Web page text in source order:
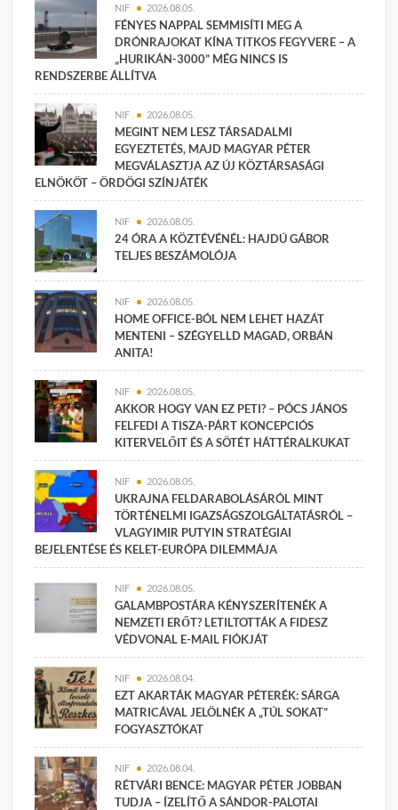
NIF 2026.08.05.
FÉNYES NAPPAL SEMMISÍTI MEG A
DRÓNRAJOKAT KÍNA TITKOS FEGYVERE – A
„HURIKÁN-3000” MÉG NINCS IS
RENDSZERBE ÁLLÍTVA
NIF 2026.08.05.
MEGINT NEM LESZ TÁRSADALMI
EGYEZTETÉS, MAJD MAGYAR PÉTER
MEGVÁLASZTJA AZ ÚJ KÖZTÁRSASÁGI
ELNÖKÖT – ÖRDÖGI SZÍNJÁTÉK
NIF 2026.08.05.
24 ÓRA A KÖZTÉVÉNÉL: HAJDÚ GÁBOR
TELJES BESZÁMOLÓJA
NIF 2026.08.05.
HOME OFFICE-BÓL NEM LEHET HAZÁT
MENTENI – SZÉGYELLD MAGAD, ORBÁN
ANITA!
NIF 2026.08.05.
AKKOR HOGY VAN EZ PETI? – PÓCS JÁNOS
FELFEDI A TISZA-PÁRT KONCEPCIÓS
KITERVELŐIT ÉS A SÖTÉT HÁTTÉRALKUKAT
NIF 2026.08.05.
UKRAJNA FELDARABOLÁSÁRÓL MINT
TÖRTÉNELMI IGAZSÁGSZOLGÁLTATÁSRÓL –
VLAGYIMIR PUTYIN STRATÉGIAI
BEJELENTÉSE ÉS KELET-EURÓPA DILEMMÁJA
NIF 2026.08.05.
GALAMBPOSTÁRA KÉNYSZERÍTENÉK A
NEMZETI ERŐT? LETILTOTTÁK A FIDESZ
VÉDVONAL E-MAIL FIÓKJÁT
NIF 2026.08.04.
EZT AKARTÁK MAGYAR PÉTERÉK: SÁRGA
MATRICÁVAL JELÖLNÉK A „TÚL SOKAT”
FOGYASZTÓKAT
NIF 2026.08.04.
RÉTVÁRI BENCE: MAGYAR PÉTER JOBBAN
TUDJA – ÍZELÍTŐ A SÁNDOR-PALOTAI